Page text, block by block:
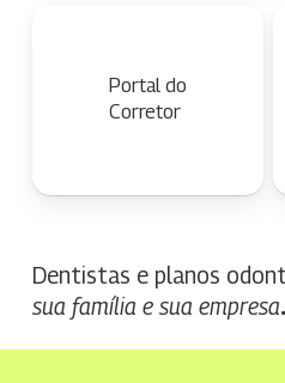
Portal do
Corretor
Dentistas e planos
sua família e sua empresa.